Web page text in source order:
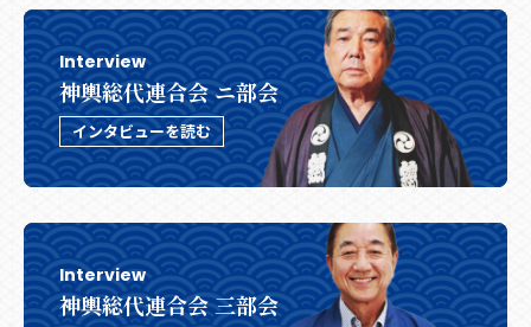
Interview
神輿総代連合会 ニ部会
インタビューを読む
Interview
神輿総代連合会 三部会